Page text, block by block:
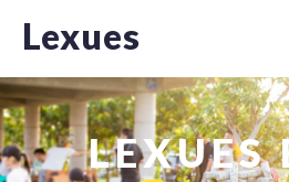
Lexues
LEXUES